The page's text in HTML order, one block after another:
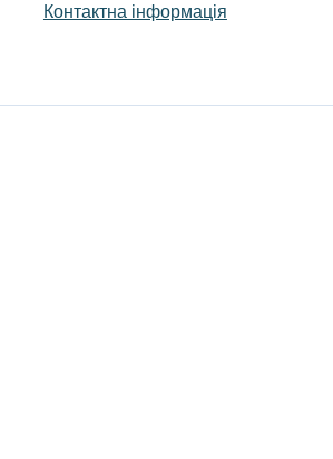
Контактна інформація